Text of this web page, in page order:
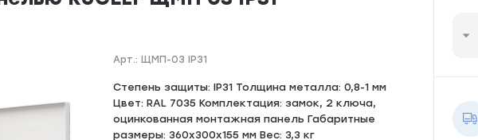
Арт.:ЩМП-03 IP31
Степень защиты: IP31 Толщина металла: 0,8-1 мм
Цвет: RAL 7035 Комплектация: замок, 2 ключа,
оцинкованная монтажная панель Габаритные
размеры: 360х300х155 мм Вес: 3,3 кг